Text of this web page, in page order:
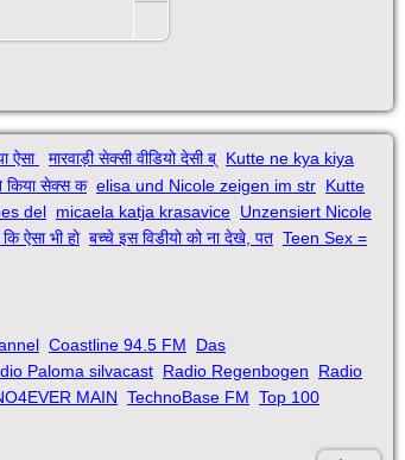
ऐसा मारवाड़ी सेक्सी वीडियो देसी ब् Kutte ne kya kiya
किया सेक्स क elisa und Nicole zeigen im str Kutte
del micaela katja krasavice Unzensiert Nicole
ऐसा भी हो बच्चे इस विडीयो को ना देखे, पत Teen Sex =
Coastline 94.5 FM
Das
Paloma silvacast Radio Regenbogen
Radio
MAIN TechnoBase FM Top 100